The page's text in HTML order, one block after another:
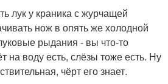
лук у краника с журчащей
нож в опять же холодной
рыдания - вы что-то
на воду есть, слёзы тоже есть. Ну
чёрт его знает.